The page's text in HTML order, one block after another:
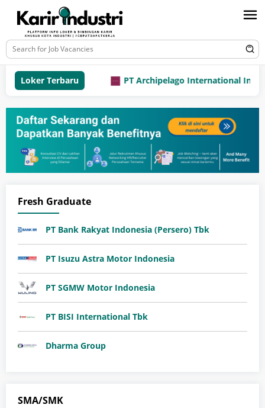
Loker Terbaru PT Archipelago International
Fresh Graduate
PT Bank Rakyat Indonesia (Persero) Tbk
PT Isuzu Astra Motor Indonesia
PT SGMW Motor Indonesia
​PT BISI International Tbk
Dharma Group
SMA/SMK